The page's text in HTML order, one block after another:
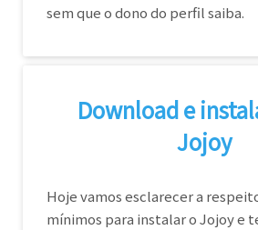
sem que o dono do perfil saiba.
Download e
Jojoy
Hoje vamos esclarecer a
mínimos para instalar o Jojoy e